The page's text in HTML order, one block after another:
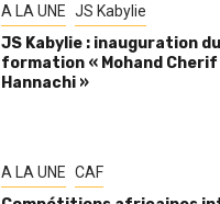
A LA UNE JS Kabylie
JS Kabylie : inauguration
formation « Mohand Cherif
Hannachi »
A LA UNE CAF